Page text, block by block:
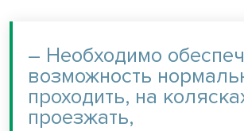
– Необходимо
возможность
проходить, на
проезжать,